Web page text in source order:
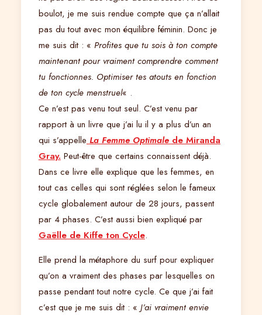
boulot, je me suis rendue compte que ça n’allait
pas du tout avec mon équilibre féminin. Donc je
me suis dit : « Profites que tu sois à ton compte
maintenant pour vraiment comprendre comment
tu fonctionnes. Optimiser tes atouts en fonction
de ton cycle menstruel« .
Ce n’est pas venu tout seul. C’est venu par
rapport à un livre que j’ai lu il y a plus d’un an
qui s’appelle La Femme Optimalede Miranda
Gray. Peut-être que certains connaissent déjà.
Dans ce livre elle explique que les femmes, en
tout cas celles qui sont réglées selon le fameux
cycle globalement autour de 28 jours, passent
par 4 phases. C’est aussi bien expliqué par
Gaëlle de Kiffe ton Cycle.
Elle prend la métaphore du surf pour expliquer
qu’on a vraiment des phases par lesquelles on
passe pendant tout notre cycle. Ce que j’ai fait
c’est que je me suis dit : « J’ai vraiment envie